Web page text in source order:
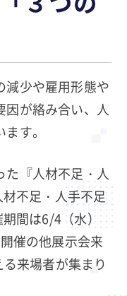
減少や雇用形態や
が絡み合い、人
す。
た『人材不足・人
不足・人手不足
間は6/4（水）
催の他展示会来
来場者が集まり